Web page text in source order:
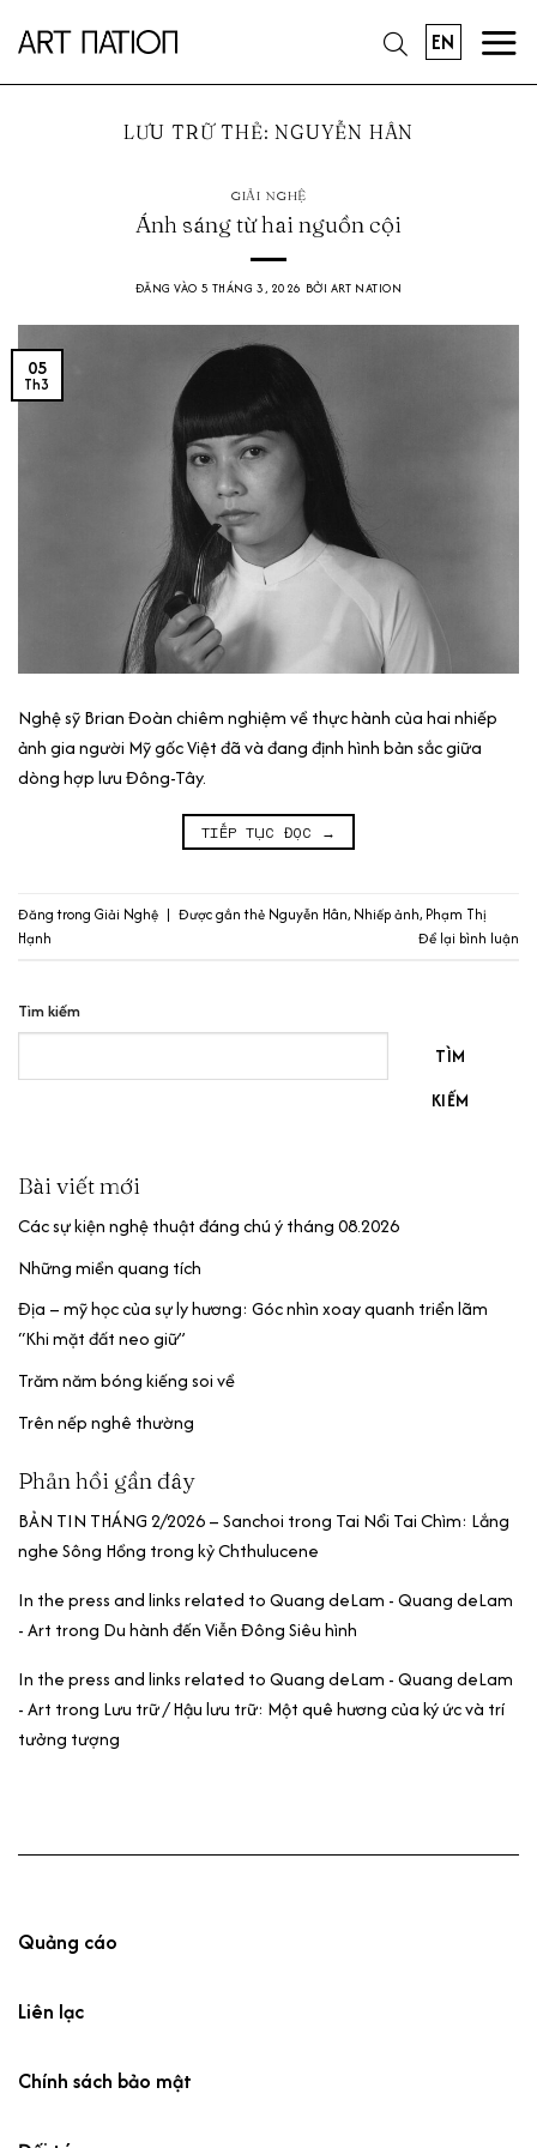
qua
EN
LƯU TRỮ THẺ:NGUYỄN HÂN
GIẢI NGHỆ
Ánh sáng từ hai nguồn cội
ĐĂNG VÀO 5 THÁNG 3, 2026 BỞI ART NATION
05
Th3
Nghệ sỹ Brian Đoàn chiêm nghiệm về thực hành của hai nhiếp
ảnh gia người Mỹ gốc Việt đã và đang định hình bản sắc giữa
dòng hợp lưu Đông-Tây.
TIẾP TỤC ĐỌC →
Đăng trong Giải Nghệ | Được gắn thẻ Nguyễn Hân, Nhiếp ảnh, Phạm Thị
Hạnh
Để lại bình luận
Tìm kiếm
TÌM
KIẾM
Bài viết mới
Các sự kiện nghệ thuật đáng chú ý tháng 08.2026
Những miền quang tích
Địa – mỹ học của sự ly hương: Góc nhìn xoay quanh triển lãm
“Khi mặt đất neo giữ”
Trăm năm bóng kiếng soi về
Trên nếp nghê thường
Phản hồi gần đây
BẢN TIN THÁNG 2/2026 – Sanchoi trong Tai Nổi Tai Chìm: Lắng
nghe Sông Hồng trong kỷ Chthulucene
In the press and links related to Quang deLam - Quang deLam
- Art trong Du hành đến Viễn Đông Siêu hình
In the press and links related to Quang deLam - Quang deLam
- Art trong Lưu trữ / Hậu lưu trữ: Một quê hương của ký ức và trí
tưởng tượng
Quảng cáo
Liên lạc
Chính sách bảo mật